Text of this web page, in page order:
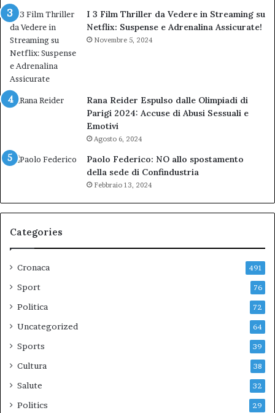
I 3 Film Thriller da Vedere in Streaming su
Netflix: Suspense e Adrenalina Assicurate!
Novembre 5, 2024
Rana Reider Espulso dalle Olimpiadi di
Parigi 2024: Accuse di Abusi Sessuali e
Emotivi
Agosto 6, 2024
Paolo Federico: NO allo spostamento
della sede di Confindustria
Febbraio 13, 2024
Categories
Cronaca 491
Sport 76
Politica 72
Uncategorized 64
Sports 39
Cultura 38
Salute 32
Politics 29